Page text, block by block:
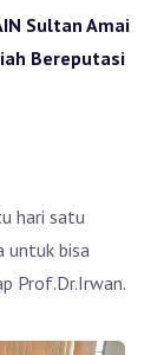
Sultan Amai
Bereputasi
hari satu
untuk bisa
Prof.Dr.Irwan.